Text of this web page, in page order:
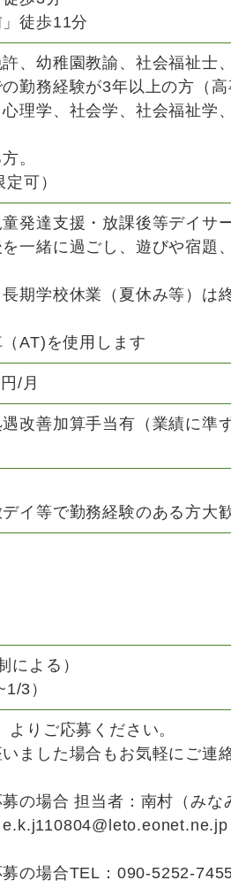
徒歩11分
、幼稚園教諭、社会福祉士
勤務経験が3年以上の方（高
理学、社会学、社会福祉学
。
可）
発達支援・放課後等デイサ
一緒に過ごし、遊びや宿題
期学校休業（夏休み等）は
AT)を使用します
/月
改善加算手当有（業績に準
イ等で勤務経験のある方大
による）
3）
よりご応募ください。
いました場合もお気軽にご連
の場合 担当者：南村（みな
e.k.j110804@leto.eonet.ne.jp
の場合TEL： 090-5252-